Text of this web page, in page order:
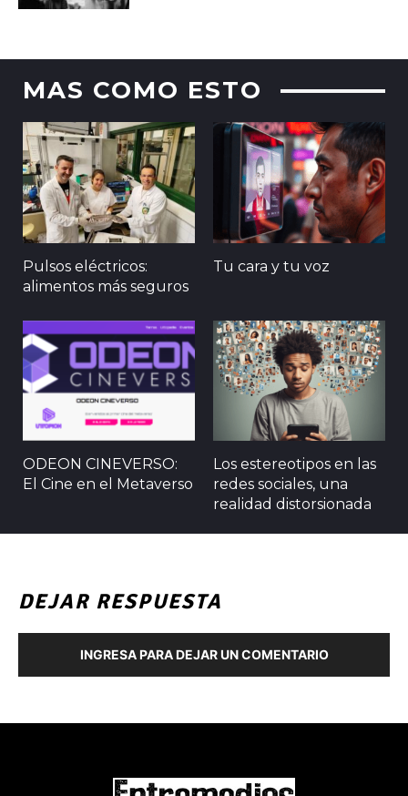
MAS COMO ESTO
Pulsos eléctricos:
alimentos más seguros
Tu cara y tu voz
ODEON CINEVERSO:
El Cine en el Metaverso
Los estereotipos en las
redes sociales, una
realidad distorsionada
DEJAR RESPUESTA
INGRESA PARA DEJAR UN COMENTARIO